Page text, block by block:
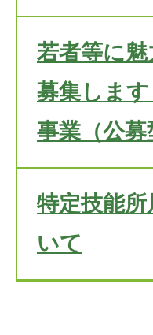
若者等に
募集しま
事業（公募
特定技能
いて